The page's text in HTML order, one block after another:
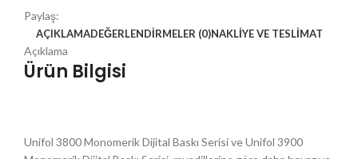
Paylaş:
AÇIKLAMADEĞERLENDIRMELER (0)NAKLIYE VE TESLIMAT
Açıklama
Ürün Bilgisi
Unifol 3800 Monomerik Dijital Baskı Serisi ve Unifol 3900